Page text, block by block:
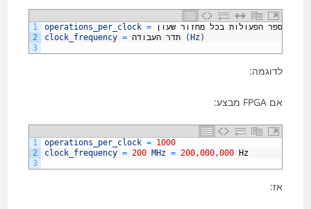
1
2
3
operations_per_clock = מספר הפעולות בכל מחזור שעון
clock_frequency = תדר העבודה ( Hz)
לדוגמה:
אם FPGA מבצע:
1
2
3
operations_per_clock = 1000
clock_frequency = 200 MHz = 200,000,000 Hz
אז: